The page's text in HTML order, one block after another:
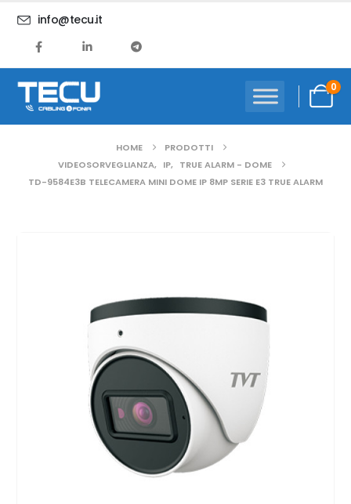
info@tecu.it
0
HOME
PRODOTTI
VIDEOSORVEGLIANZA, IP, TRUE ALARM - DOME
TD-9584E3B TELECAMERA MINI DOME IP 8MP SERIE E3 TRUE ALARM